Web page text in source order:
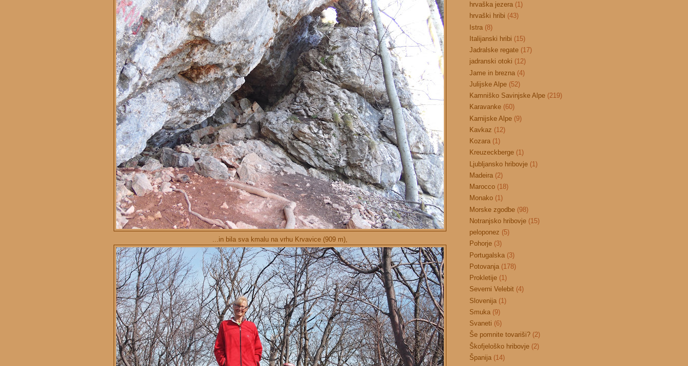
...in bila sva kmalu na vrhu Krvavice (909 m),
hrvaška jezera (1)
hrvaški hribi (43)
Istra (8)
Italijanski hribi (15)
Jadralske regate (17)
jadranski otoki (12)
Jame in brezna (4)
Julijske Alpe (52)
Kamniško Savinjske Alpe (219)
Karavanke (60)
Karnijske Alpe (9)
Kavkaz (12)
Kozara (1)
Kreuzeckberge (1)
Ljubljansko hribovje (1)
Madeira (2)
Marocco (18)
Monako (1)
Morske zgodbe (98)
Notranjsko hribovje (15)
peloponez (5)
Pohorje (3)
Portugalska (3)
Potovanja (178)
Prokletije (1)
Severni Velebit (4)
Slovenija (1)
Smuka (9)
Svaneti (6)
Še pomnite tovariši? (2)
Škofjeloško hribovje (2)
Španija (14)